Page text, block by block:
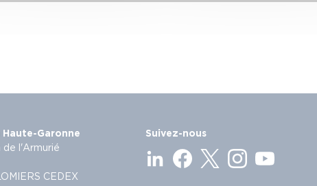
Haute-Garonne
de l'Armurié
CEDEX
Suivez-nous